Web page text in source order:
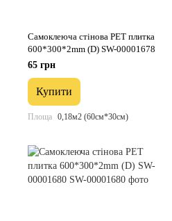
Самоклеюча стінова PET плитка
600*300*2mm (D) SW-00001678
65 грн
Купити
Площа 0,18м2 (60см*30см)